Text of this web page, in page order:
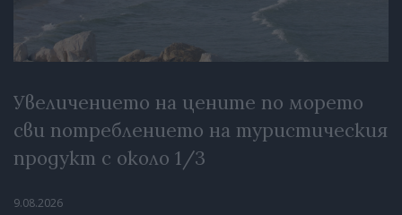
Увеличението на цените по морето
сви потреблението на туристическия
продукт с около 1/3
9.08.2026